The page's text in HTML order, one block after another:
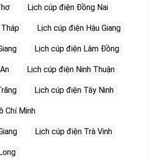
Lịch cúp điện Đồng Nai
Lịch cúp điện Hậu Giang
Lịch cúp điện Lâm Đồng
Lịch cúp điện Ninh Thuận
Lịch cúp điện Tây Ninh
Chí Minh
Lịch cúp điện Trà Vinh